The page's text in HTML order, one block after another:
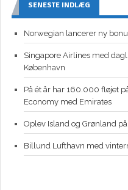
SENESTE INDLÆG
Norwegian lancerer ny
Singapore Airlines med
København
På ét år har 160.000 fløjet
Economy med Emirates
Oplev Island og Grønland
Billund Lufthavn med